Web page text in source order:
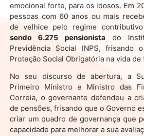
emocional forte, para os idosos. Em
pessoas com 60 anos ou mais
de velhice pelo regime
sendo 6.275 pensionista do
Previdência Social INPS, frisando
Proteção Social Obrigatória na vida de
No seu discurso de abertura, a
Primeiro Ministro e Ministro das
Correia, o governante defendeu a
de pensões, frisando que o Governo
criar um quadro de governança que
capacidade para melhorar a sua